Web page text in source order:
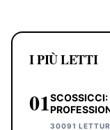
I PIÙ LETTI
01SCOSSICCI:
30091